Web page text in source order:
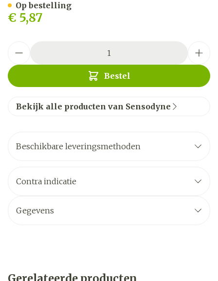
€ 5,87
Bestel
Op bestelling
Bekijk alle producten van Sensodyne
Beschikbare leveringsmethoden
Contra indicatie
Gegevens